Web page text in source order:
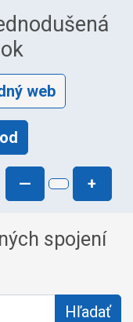
web
— +
spojení
Hľadať